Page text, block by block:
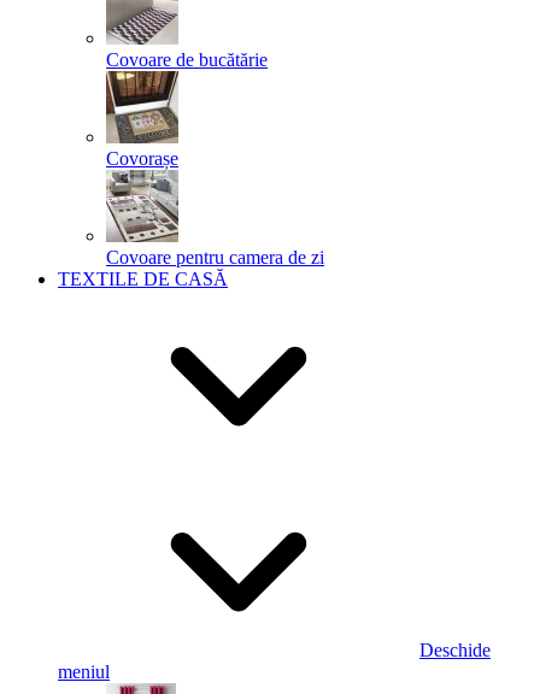
Covoare de bucătărie
Covorașe
Covoare pentru camera de zi
TEXTILE DE CASĂ
Deschide
meniul